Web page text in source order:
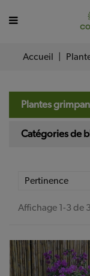
Plantes
Plantes
jardineries
fidélité
Conseils
Accueil
Plantes
Catégories de
Pertinence
Affichage 1-3 de